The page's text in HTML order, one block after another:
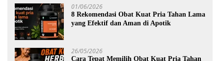
01/06/2026
8 Rekomendasi Obat Kuat Pria Tahan Lama
yang Efektif dan Aman di Apotik
26/05/2026
Cara Tepat Memilih Obat Kuat Pria Tahan